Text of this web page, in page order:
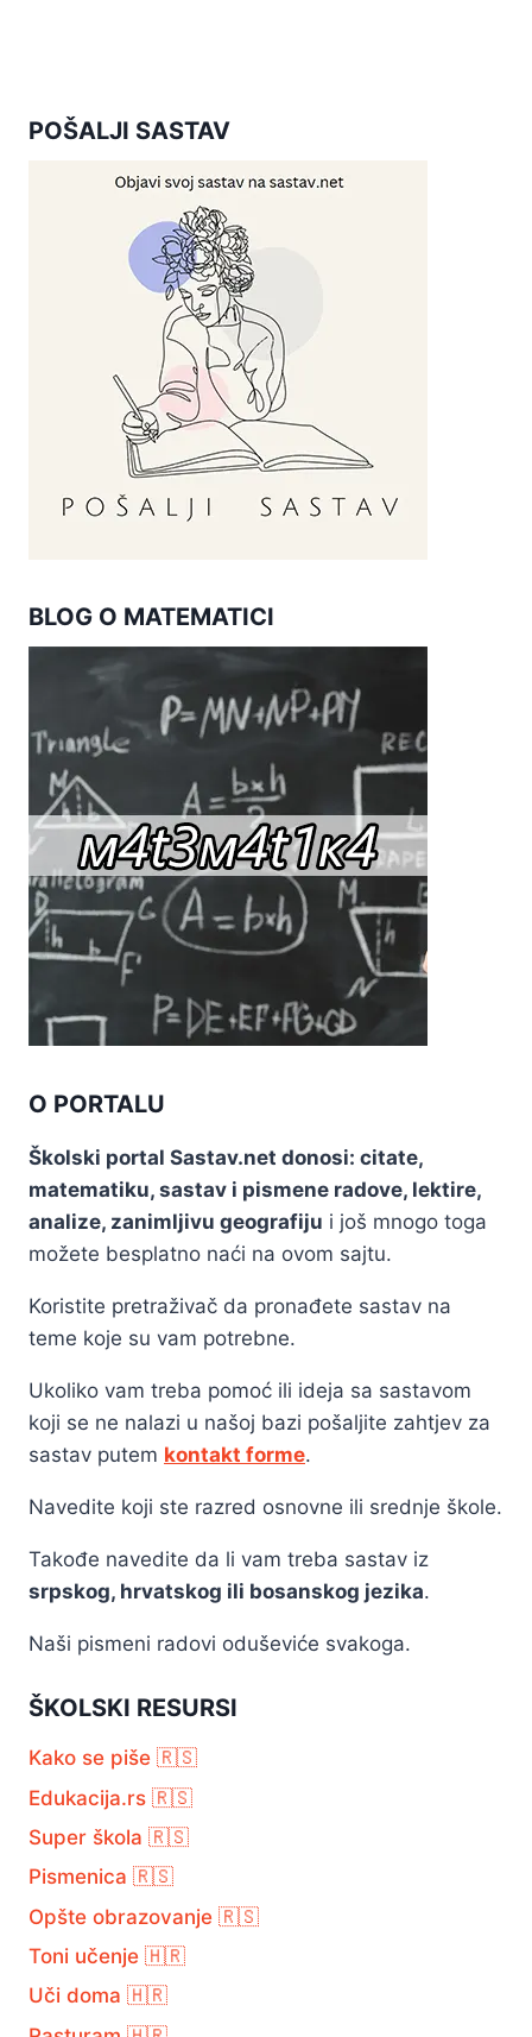
POŠALJI SASTAV
BLOG O MATEMATICI
O PORTALU
Školski portal Sastav.net donosi: citate,
matematiku, sastav i pismene radove, lektire,
analize, zanimljivu geografiju i još mnogo toga
možete besplatno naći na ovom sajtu.
Koristite pretraživač da pronađete sastav na
teme koje su vam potrebne.
Ukoliko vam treba pomoć ili ideja sa sastavom
koji se ne nalazi u našoj bazi pošaljite zahtjev za
sastav putem kontakt forme.
Navedite koji ste razred osnovne ili srednje škole.
Takođe navedite da li vam treba sastav iz
srpskog, hrvatskog ili bosanskog jezika.
Naši pismeni radovi oduševiće svakoga.
ŠKOLSKI RESURSI
Kako se piše 🇷🇸
Edukacija.rs 🇷🇸
Super škola 🇷🇸
Pismenica 🇷🇸
Opšte obrazovanje 🇷🇸
Toni učenje 🇭🇷
Uči doma 🇭🇷